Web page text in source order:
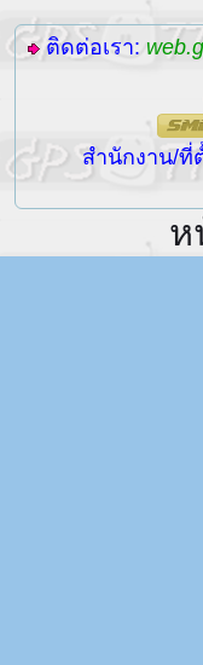
ติดต่อเรา:
สำนักงาน/ที่
ห